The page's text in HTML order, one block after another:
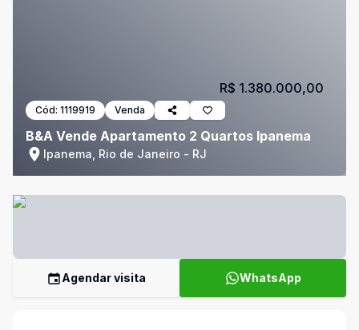
Cód: 1119919 Venda
B&A Vende Apartamento 2 Quartos Ipanema
Ipanema, Rio de Janeiro - RJ
R$ 1.380.000,00
Agendar visita WhatsApp